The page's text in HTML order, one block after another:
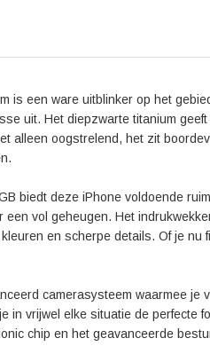
is een ware uitblinker op het
uit. Het diepzwarte titanium
alleen oogstrelend, het zit
biedt deze iPhone voldoende
vol geheugen. Het
en scherpe details. Of je
camerasysteem waarmee je
in vrijwel elke situatie de perfecte
chip en het geavanceerde